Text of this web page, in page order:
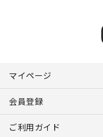
マイページ
会員登録
ご利用ガイド